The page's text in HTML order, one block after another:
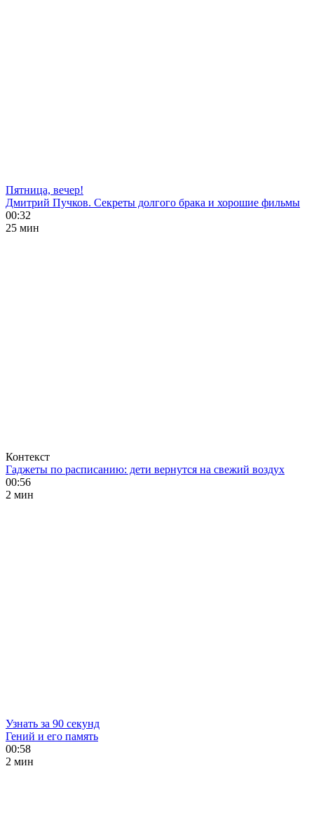
Пятница, вечер!
Дмитрий Пучков. Секреты долгого брака и хорошие фильмы
00:32
25 мин
Контекст
Гаджеты по расписанию: дети вернутся на свежий воздух
00:56
2 мин
Узнать за 90 секунд
Гений и его память
00:58
2 мин